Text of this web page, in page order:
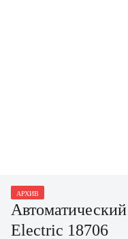
АРХИВ
Electric 18706